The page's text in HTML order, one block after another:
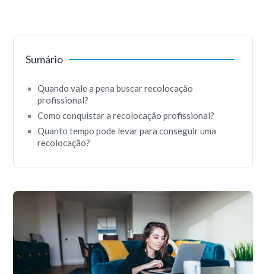
Sumário
Quando vale a pena buscar recolocação
profissional?
Como conquistar a recolocação profissional?
Quanto tempo pode levar para conseguir uma
recolocação?